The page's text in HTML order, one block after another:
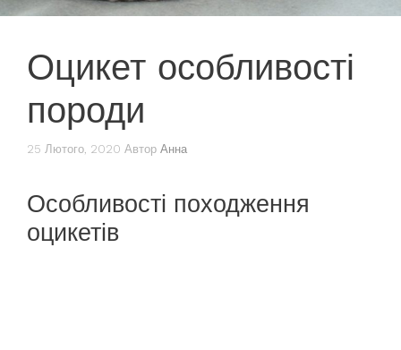
Оцикет особливості
породи
25 Лютого, 2020 Автор Анна
Особливості походження
оцикетів